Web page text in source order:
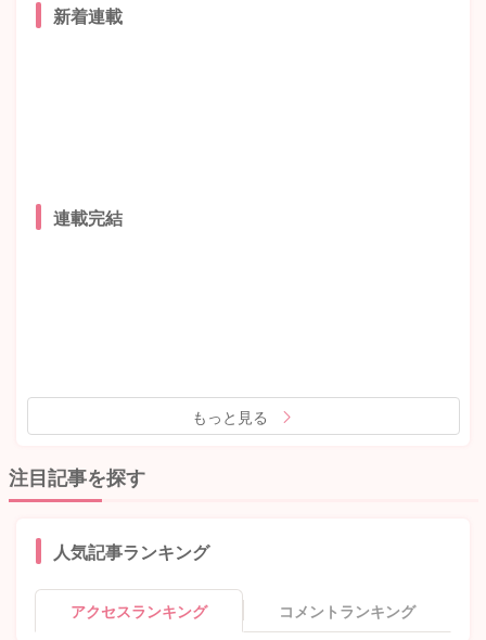
新着連載
連載完結
もっと見る
注目記事を探す
人気記事ランキング
アクセスランキング コメントランキング